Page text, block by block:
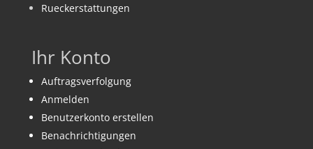
Rueckerstattungen
Ihr Konto
Auftragsverfolgung
Anmelden
Benutzerkonto erstellen
Benachrichtigungen